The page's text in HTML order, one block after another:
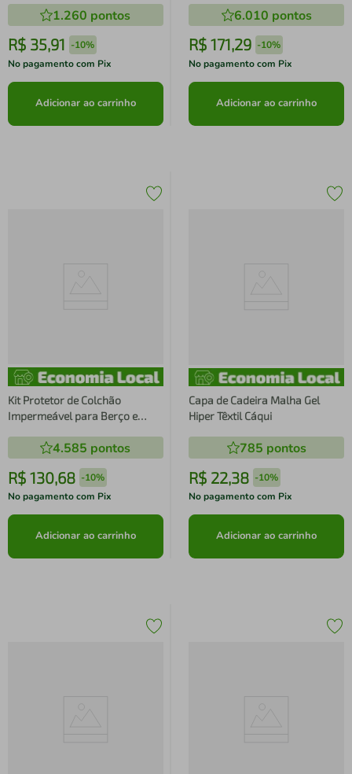
1.260 pontos
R$ 35,91 -10%
No pagamento com Pix
Adicionar ao carrinho
6.010 pontos
R$ 171,29 -10%
No pagamento com Pix
Adicionar ao carrinho
Kit Protetor de Colchão
Impermeável para Berço e
4.585 pontos
R$ 130,68 -10%
No pagamento com Pix
Adicionar ao carrinho
Capa de Cadeira Malha Gel
Hiper Têxtil Cáqui
785 pontos
R$ 22,38 -10%
No pagamento com Pix
Adicionar ao carrinho